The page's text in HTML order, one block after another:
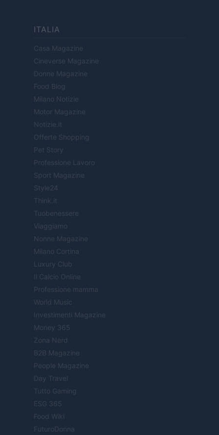
ITALIA
Casa Magazine
Cineverse Magazine
Donne Magazine
Food Blog
Milano Notizie
Motor Magazine
Notizie.it
Offerte Shopping
Pet Story
Professione Lavoro
Sport Magazine
Style24
Think.it
Tuobenessere
Viaggiamo
Nonne Magazine
Milano Cortina
Luxury Club
Il Calcio Online
Professione mamma
World Music
Investimenti Magazine
Money 365
Zona Nerd
B2B Magazine
People Magazine
Day Travel
Tutto Gaming
ESG 365
Food Wiki
FuturoDonna